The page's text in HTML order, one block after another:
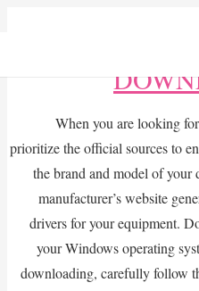
When you are looking
prioritize the official sources to
the brand and model of
manufacturer’s website
drivers for your equipment.
your Windows operating
downloading, carefully follow